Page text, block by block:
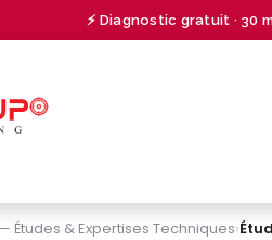
⚡ Diagnostic gratuit ·
Études & Expertises Techniques›